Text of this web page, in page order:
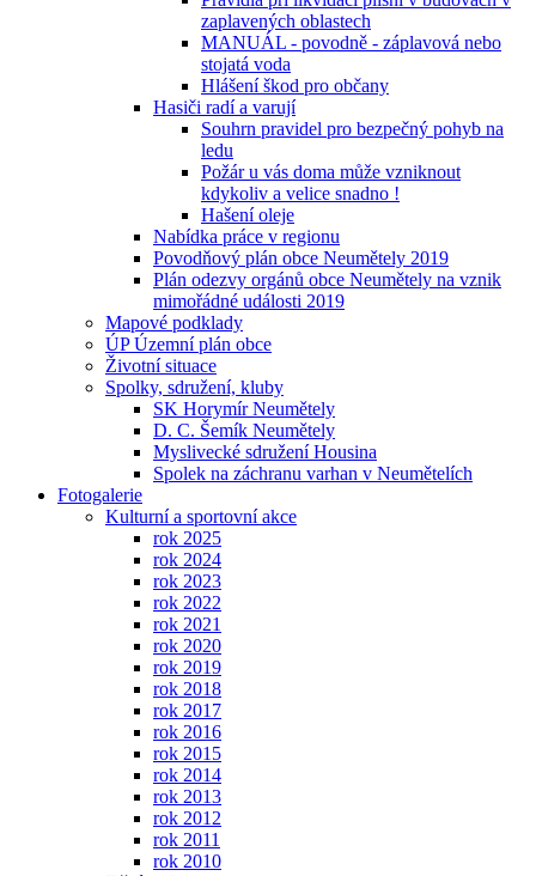
zaplavených oblastech
MANUÁL - povodně - záplavová nebo
stojatá voda
Hlášení škod pro občany
Hasiči radí a varují
Souhrn pravidel pro bezpečný pohyb na
ledu
Požár u vás doma může vzniknout
kdykoliv a velice snadno !
Hašení oleje
Nabídka práce v regionu
Povodňový plán obce Neumětely 2019
Plán odezvy orgánů obce Neumětely na vznik
mimořádné události 2019
Mapové podklady
ÚP Územní plán obce
Životní situace
Spolky, sdružení, kluby
SK Horymír Neumětely
D. C. Šemík Neumětely
Myslivecké sdružení Housina
Spolek na záchranu varhan v Neumětelích
Fotogalerie
Kulturní a sportovní akce
rok 2025
rok 2024
rok 2023
rok 2022
rok 2021
rok 2020
rok 2019
rok 2018
rok 2017
rok 2016
rok 2015
rok 2014
rok 2013
rok 2012
rok 2011
rok 2010